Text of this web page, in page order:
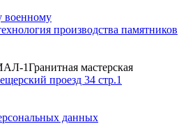
военному
производства памятников
1Гранитная мастерская
проезд 34 стр.1
данных